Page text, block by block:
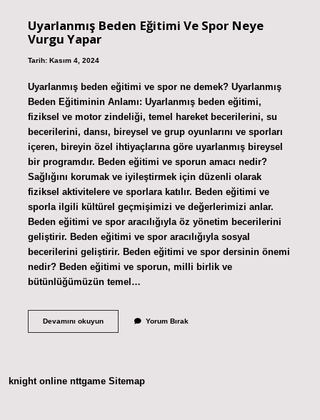
Uyarlanmış Beden Eğitimi Ve Spor Neye
Vurgu Yapar
Tarih: Kasım 4, 2024
Uyarlanmış beden eğitimi ve spor ne demek? Uyarlanmış
Beden Eğitiminin Anlamı: Uyarlanmış beden eğitimi,
fiziksel ve motor zindeliği, temel hareket becerilerini, su
becerilerini, dansı, bireysel ve grup oyunlarını ve sporları
içeren, bireyin özel ihtiyaçlarına göre uyarlanmış bireysel
bir programdır. Beden eğitimi ve sporun amacı nedir?
Sağlığını korumak ve iyileştirmek için düzenli olarak
fiziksel aktivitelere ve sporlara katılır. Beden eğitimi ve
sporla ilgili kültürel geçmişimizi ve değerlerimizi anlar.
Beden eğitimi ve spor aracılığıyla öz yönetim becerilerini
geliştirir. Beden eğitimi ve spor aracılığıyla sosyal
becerilerini geliştirir. Beden eğitimi ve spor dersinin önemi
nedir? Beden eğitimi ve sporun, milli birlik ve
bütünlüğümüzün temel…
Devamını okuyunUyarlanmış
Vurgu
Yorum Bırak
knight online nttgame Sitemap